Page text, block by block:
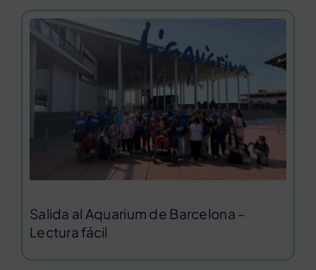
Salida al Aquarium de Barcelona –
Lectura fácil